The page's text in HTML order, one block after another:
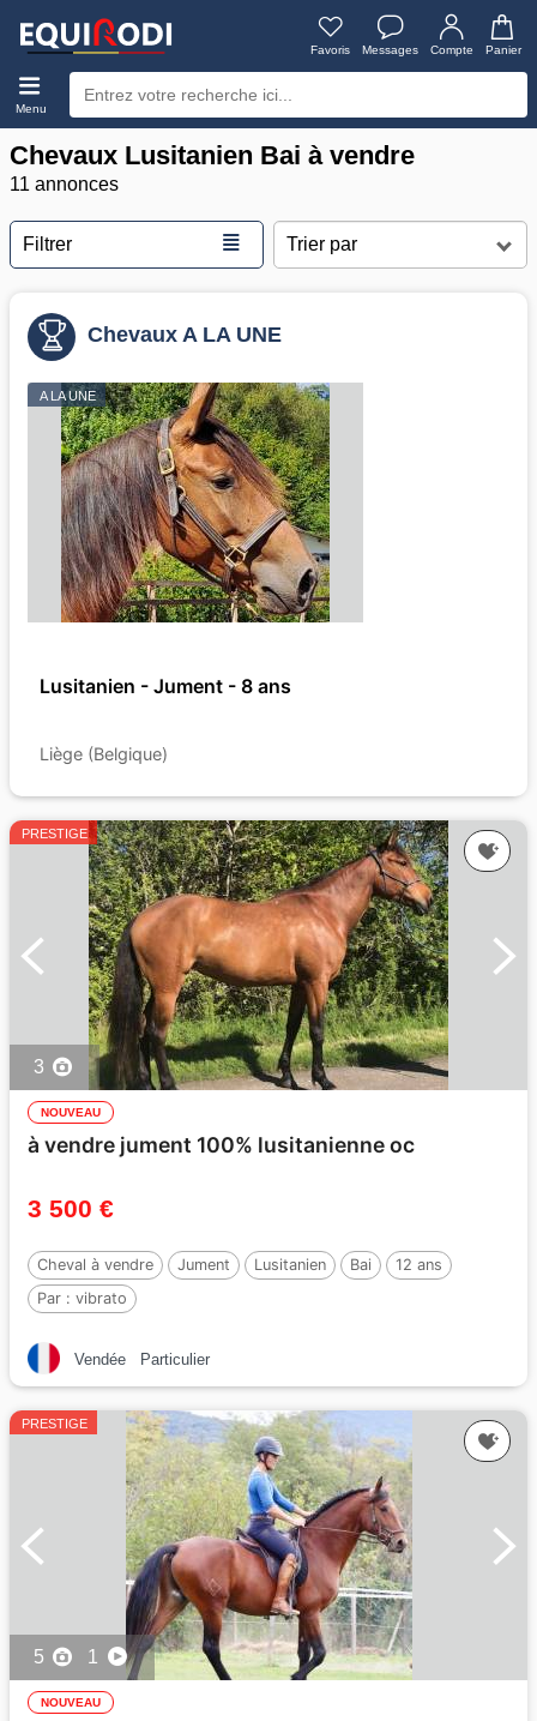
Favoris Messages Compte Panier
Menu
Chevaux Lusitanien Bai à vendre
11 annonces
Filtrer ≣
Chevaux A LA UNE
A LA UNE
Lusitanien - Jument - 8 ans
Liège (Belgique)
PRESTIGE
3
NOUVEAU
à vendre jument 100% lusitanienne oc
3 500 €
Cheval à vendre Jument Lusitanien Bai
12 ans
Par : vibrato
Vendée Particulier
PRESTIGE
5 1
NOUVEAU